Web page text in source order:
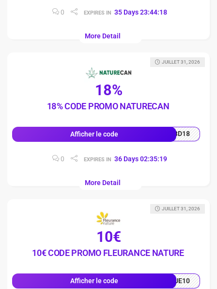
0 EXPIRES IN 35 Days23:44:17
More Detail
18%
18% CODE PROMO NATURECAN
JUILLET 31, 2026
Afficher le code BD18
0 EXPIRES IN 36 Days02:35:18
More Detail
10€
10€ CODE PROMO FLEURANCE NATURE
JUILLET 31, 2026
Afficher le code UE10